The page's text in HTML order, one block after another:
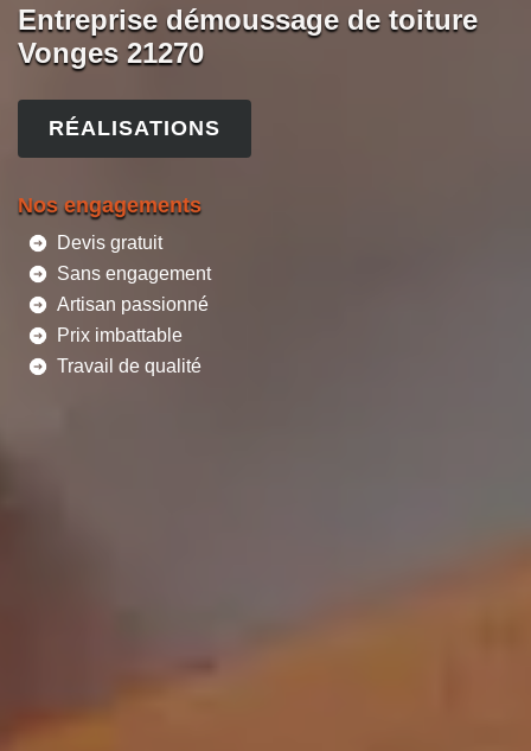
Entreprise démoussage de toiture
Vonges 21270
RÉALISATIONS
Nos engagements
Devis gratuit
Sans engagement
Artisan passionné
Prix imbattable
Travail de qualité